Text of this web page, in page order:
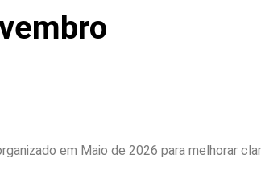
em Maio de 2026 para melhorar